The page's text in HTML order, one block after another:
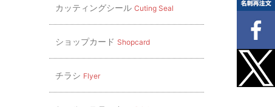
カッティングシール Cuting Seal
ショップカード Shopcard
チラシ Flyer